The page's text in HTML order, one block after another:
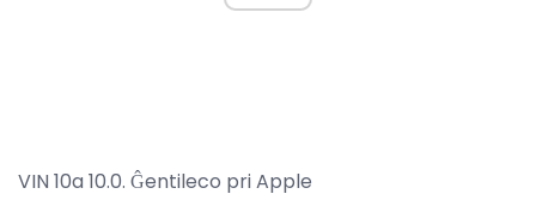
VIN 10a 10.0. Ĝentileco pri Apple